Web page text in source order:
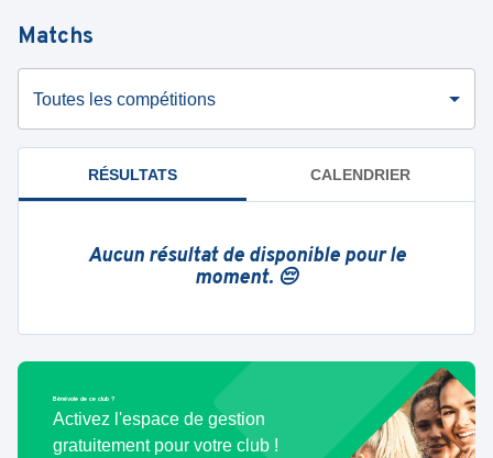
Matchs
Toutes les compétitions
RÉSULTATS CALENDRIER
Aucun résultat de disponible pour le
moment. 😔
Bénévole de ce club ?
Activez l'espace de gestion
gratuitement pour votre club !